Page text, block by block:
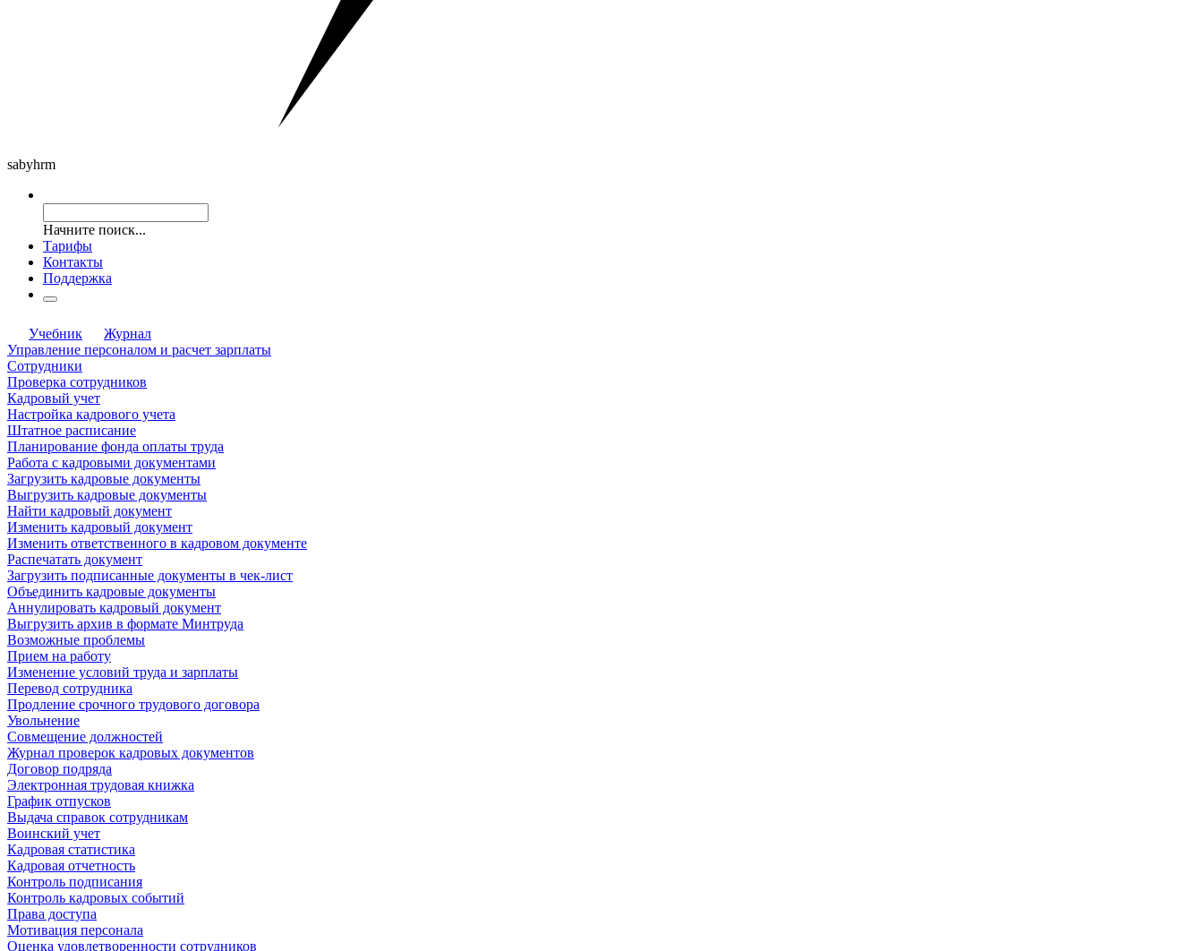
sabyhrm
Начните поиск...
Тарифы
Контакты
Поддержка
Учебник
Журнал
Управление персоналом и расчет зарплаты
Сотрудники
Проверка сотрудников
Кадровый учет
Настройка кадрового учета
Штатное расписание
Планирование фонда оплаты труда
Работа с кадровыми документами
Загрузить кадровые документы
Выгрузить кадровые документы
Найти кадровый документ
Изменить кадровый документ
Изменить ответственного в кадровом документе
Распечатать документ
Загрузить подписанные документы в чек-лист
Объединить кадровые документы
Аннулировать кадровый документ
Выгрузить архив в формате Минтруда
Возможные проблемы
Прием на работу
Изменение условий труда и зарплаты
Перевод сотрудника
Продление срочного трудового договора
Увольнение
Совмещение должностей
Журнал проверок кадровых документов
Договор подряда
Электронная трудовая книжка
График отпусков
Выдача справок сотрудникам
Воинский учет
Кадровая статистика
Кадровая отчетность
Контроль подписания
Контроль кадровых событий
Права доступа
Мотивация персонала
Оценка удовлетворенности сотрудников